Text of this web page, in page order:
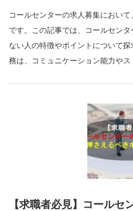
コールセンターの求人募集におい
です。この記事では、コールセン
ない人の特徴やポイントについて
務は、コミュニケーション能力や
【求職者必見】コールセ